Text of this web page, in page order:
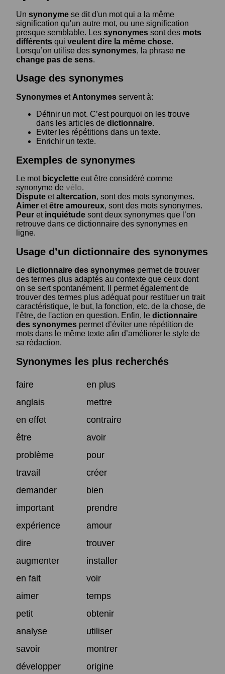
Un synonyme se dit d'un mot qui a la même
signification qu'un autre mot, ou une signification
presque semblable. Les synonymes sont des mots
différents qui veulent dire la même chose.
Lorsqu’on utilise des synonymes, la phrase ne
change pas de sens.
Usage des synonymes
Synonymes et Antonymes servent à:
Définir un mot. C’est pourquoi on les trouve
dans les articles de dictionnaire.
Eviter les répétitions dans un texte.
Enrichir un texte.
Exemples de synonymes
Le mot bicyclette eut être considéré comme
synonyme de vélo.
Dispute etaltercation, sont des mots synonymes.
Aimer etêtre amoureux, sont des mots synonymes.
Peur et inquiétude sont deux synonymes que l’on
retrouve dans ce dictionnaire des synonymes en
ligne.
Usage d’un dictionnaire des synonymes
Le dictionnaire des synonymes permet de trouver
des termes plus adaptés au contexte que ceux dont
on se sert spontanément. Il permet également de
trouver des termes plus adéquat pour restituer un trait
caractéristique, le but, la fonction, etc. de la chose, de
l'être, de l'action en question. Enfin, le dictionnaire
des synonymes permet d’éviter une répétition de
mots dans le même texte afin d’améliorer le style de
sa rédaction.
Synonymes les plus recherchés
faire
en plus
anglais
mettre
en effet
contraire
être
avoir
problème
pour
travail
créer
demander
bien
important
prendre
expérience
amour
dire
trouver
augmenter
installer
en fait
voir
aimer
temps
petit
obtenir
analyse
utiliser
savoir
montrer
développer
origine